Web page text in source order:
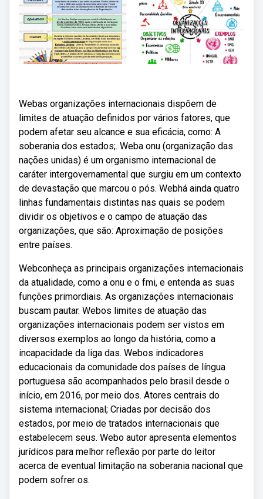
Webas organizações internacionais dispõem de
limites de atuação definidos por vários fatores, que
podem afetar seu alcance e sua eficácia, como: A
soberania dos estados;. Weba onu (organização das
nações unidas) é um organismo internacional de
caráter intergovernamental que surgiu em um contexto
de devastação que marcou o pós. Webhá ainda quatro
linhas fundamentais distintas nas quais se podem
dividir os objetivos e o campo de atuação das
organizações, que são: Aproximação de posições
entre países.
Webconheça as principais organizações internacionais
da atualidade, como a onu e o fmi, e entenda as suas
funções primordiais. As organizações internacionais
buscam pautar. Webos limites de atuação das
organizações internacionais podem ser vistos em
diversos exemplos ao longo da história, como a
incapacidade da liga das. Webos indicadores
educacionais da comunidade dos países de língua
portuguesa são acompanhados pelo brasil desde o
início, em 2016, por meio dos. Atores centrais do
sistema internacional; Criadas por decisão dos
estados, por meio de tratados internacionais que
estabelecem seus. Webo autor apresenta elementos
jurídicos para melhor reflexão por parte do leitor
acerca de eventual limitação na soberania nacional que
podem sofrer os.